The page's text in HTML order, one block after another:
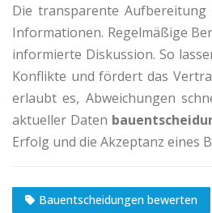
Die transparente
Informationen. Regelmäßige
informierte Diskussion. So
Konflikte und fördert das
erlaubt es, Abweichungen
aktueller Daten
Erfolg und die Akzeptanz eines
Bauentscheidungen bewerten